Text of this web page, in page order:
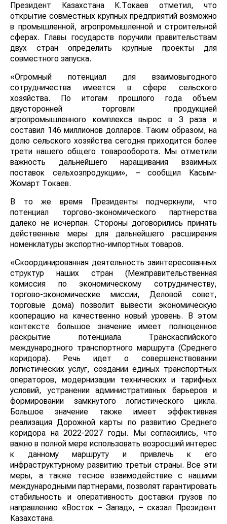
Президент Казахстана К.Токаев отметил, что
открытие совместных крупных предприятий возможно
в промышленной, агропромышленной и строительной
сферах. Главы государств поручили правительствам
двух стран определить крупные проекты для
совместного запуска.
«Огромный потенциал для взаимовыгодного
сотрудничества имеется в сфере сельского
хозяйства. По итогам прошлого года объем
двусторонней торговли продукцией
агропромышленного комплекса вырос в 3 раза и
составил 146 миллионов долларов. Таким образом, на
долю сельского хозяйства сегодня приходится более
трети нашего общего товарооборота. Мы отметили
важность дальнейшего наращивания взаимных
поставок сельхозпродукции», – сообщил Касым-
Жомарт Токаев.
В то же время Президенты подчеркнули, что
потенциал торгово-экономического партнерства
далеко не исчерпан. Стороны договорились принять
действенные меры для дальнейшего расширения
номенклатуры экспортно-импортных товаров.
«Скоординированная деятельность заинтересованных
структур наших стран (Межправительственная
комиссия по экономическому сотрудничеству,
торгово-экономические миссии, Деловой совет,
торговые дома) позволит вывести экономическую
кооперацию на качественно новый уровень. В этом
контексте большое значение имеет полноценное
раскрытие потенциала Транскаспийского
международного транспортного маршрута (Среднего
коридора). Речь идет о совершенствовании
логистических услуг, создании единых транспортных
операторов, модернизации технических и тарифных
условий, устранении административных барьеров и
формировании замкнутого логистического цикла.
Большое значение также имеет эффективная
реализация Дорожной карты по развитию Среднего
коридора на 2022-2027 годы. Мы согласились, что
важно в полной мере использовать возросший интерес
к данному маршруту и привлечь к его
инфраструктурному развитию третьи страны. Все эти
меры, а также тесное взаимодействие с нашими
международными партнерами, позволят гарантировать
стабильность и оперативность доставки грузов по
направлению «Восток – Запад», – сказал Президент
Казахстана.